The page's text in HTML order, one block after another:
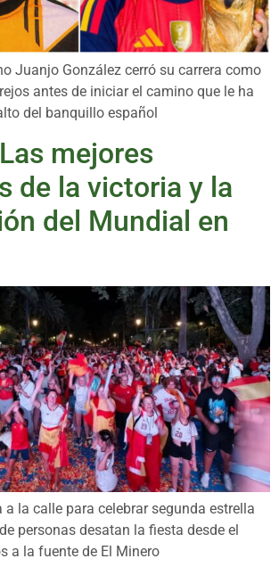
Juanjo González cerró su carrera como
antes de iniciar el camino que le ha
del banquillo español
mejores
de la victoria y la
del Mundial en
a la calle para celebrar segunda estrella
personas desatan la fiesta desde el
a la fuente de El Minero